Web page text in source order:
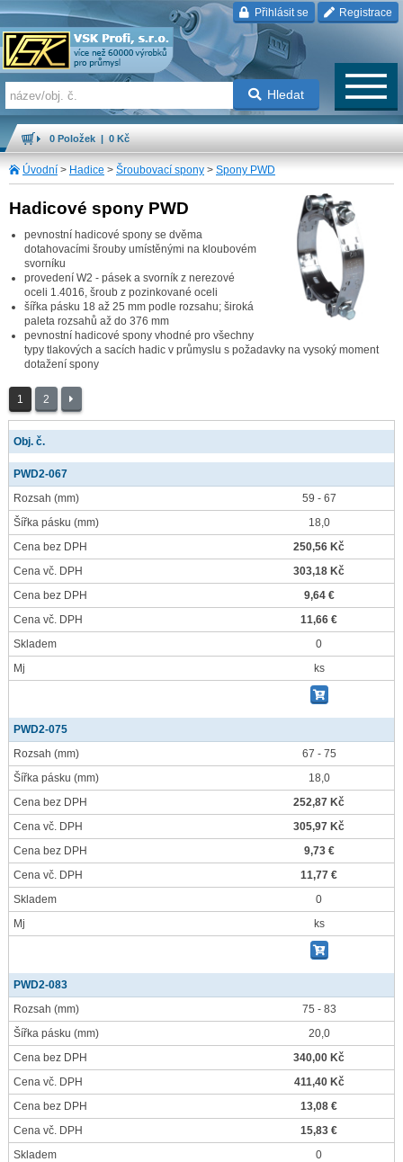
Přihlásit se Registrace
Hledat
0 Položek | 0 Kč
Úvodní > Hadice > Šroubovací spony > Spony PWD
Hadicové spony PWD
pevnostní hadicové spony se dvěma
dotahovacími šrouby umístěnými na kloubovém
svorníku
provedení W2 - pásek a svorník z nerezové
oceli 1.4016, šroub z pozinkované oceli
šířka pásku 18 až 25 mm podle rozsahu; široká
paleta rozsahů až do 376 mm
pevnostní hadicové spony vhodné pro všechny
typy tlakových a sacích hadic v průmyslu s požadavky na vysoký moment
dotažení spony
1 2
Obj. č.
PWD2-067
Rozsah (mm)
59 - 67
Šířka pásku (mm)
18,0
Cena bez DPH
250,56 Kč
Cena vč. DPH
303,18 Kč
Cena bez DPH
9,64 €
Cena vč. DPH
11,66 €
Skladem
0
Mj
ks
PWD2-075
Rozsah (mm)
67 - 75
Šířka pásku (mm)
18,0
Cena bez DPH
252,87 Kč
Cena vč. DPH
305,97 Kč
Cena bez DPH
9,73 €
Cena vč. DPH
11,77 €
Skladem
0
Mj
ks
PWD2-083
Rozsah (mm)
75 - 83
Šířka pásku (mm)
20,0
Cena bez DPH
340,00 Kč
Cena vč. DPH
411,40 Kč
Cena bez DPH
13,08 €
Cena vč. DPH
15,83 €
Skladem
0